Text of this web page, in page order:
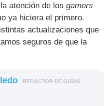
atención de losgamers
ya hiciera el primero.
actualizaciones que
seguros de que la
REDACTOR DE GUÍAS